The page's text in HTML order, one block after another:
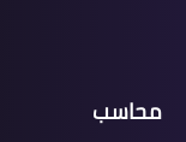
محاسب